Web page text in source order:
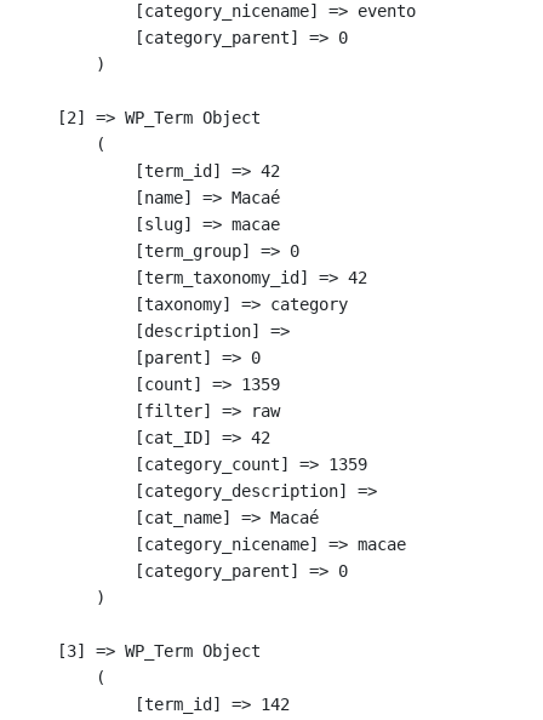
            [category_nicename] => evento
            [category_parent] => 0
        )
    [2] => WP_Term Object
        (
            [term_id] => 42
            [name] => Macaé
            [slug] => macae
            [term_group] => 0
            [term_taxonomy_id] => 42
            [taxonomy] => category
            [description] =>
            [parent] => 0
            [count] => 1359
            [filter] => raw
            [cat_ID] => 42
            [category_count] => 1359
            [category_description] =>
            [cat_name] => Macaé
            [category_nicename] => macae
            [category_parent] => 0
        )
    [3] => WP_Term Object
        (
            [term_id] => 142